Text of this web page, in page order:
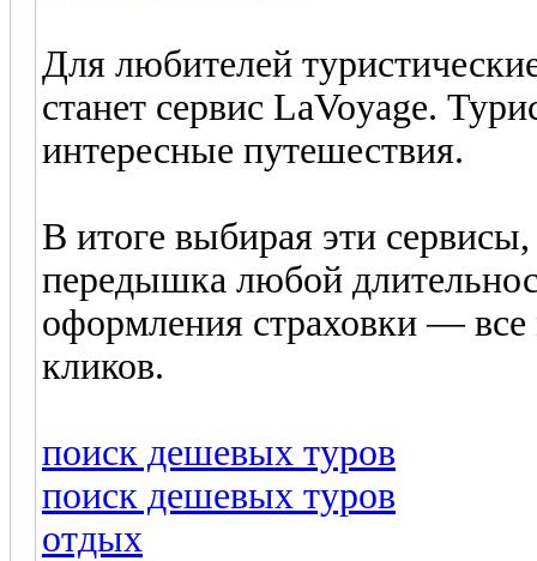
Для любителей
станет сервис LaVoyage.
интересные путешествия.
В итоге выбирая эти
передышка любой
оформления страховки — все
кликов.
поиск дешевых туров
поиск дешевых туров
отдых